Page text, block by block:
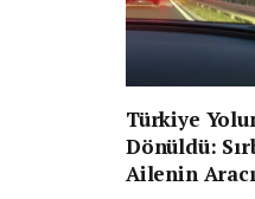
Türkiye
Dönüldü:
Ailenin